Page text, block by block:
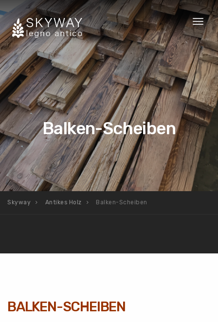
Toggle
Balken-Scheiben
Skyway Antikes Holz Balken-Scheiben
BALKEN-SCHEIBEN